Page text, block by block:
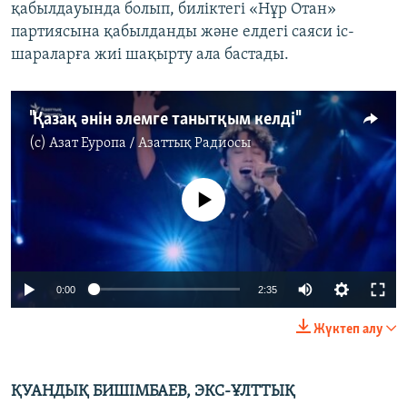
қабылдауында болып, биліктегі «Нұр Отан»
партиясына қабылданды және елдегі саяси іс-
шараларға жиі шақырту ала бастады.
"Қазақ әнін әлемге танытқым келді"
(c) Азат Еуропа / Азаттық Радиосы
No media source currently available
0:00 2:35
Жүктеп алу
ҚУАНДЫҚ БИШІМБАЕВ, ЭКС-ҰЛТТЫҚ